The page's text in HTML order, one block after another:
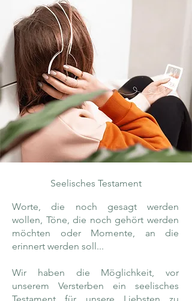
Seelisches Testament
Worte, die noch gesagt werden
wollen, Töne, die noch gehört werden
möchten oder Momente, an die
erinnert werden soll...
Wir haben die Möglichkeit, vor
unserem Versterben ein seelisches